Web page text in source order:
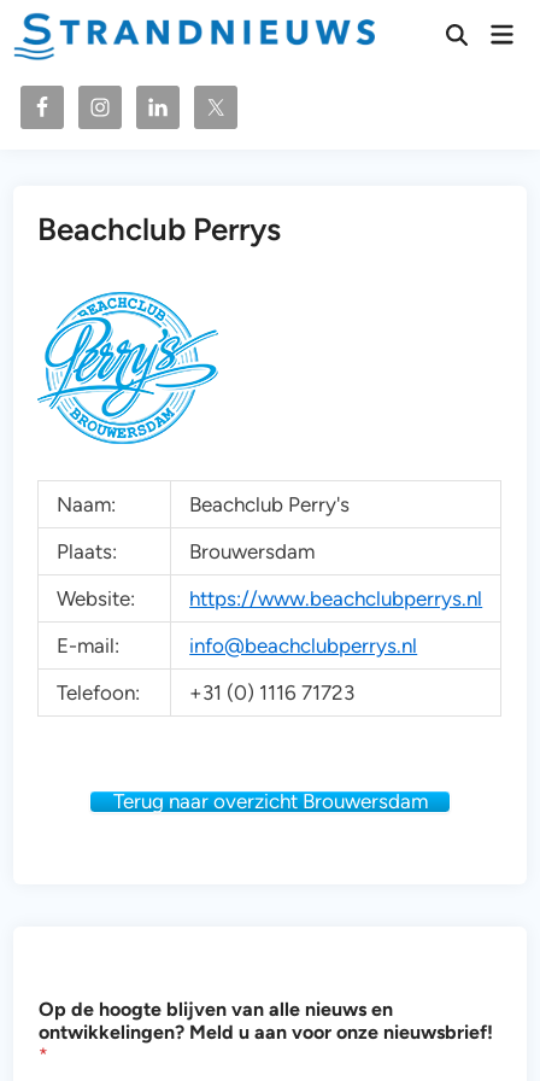
naar
inhoud
Zoeken
Beachclub Perrys
Naam:
Beachclub Perry's
Plaats:
Brouwersdam
Website:
https://www.beachclubperrys.nl
E-mail:
info@beachclubperrys.nl
Telefoon:
+31 (0) 1116 71723
Terug naar overzicht Brouwersdam
o
o
g
Op de hoogte blijven van alle nieuws en
ontwikkelingen? Meld u aan voor onze nieuwsbrief!
*